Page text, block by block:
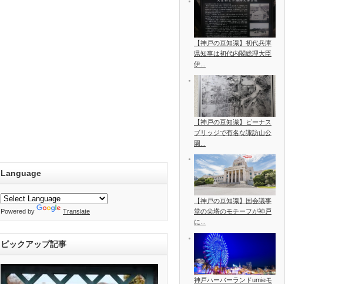
Language
Powered by Translate
ピックアップ記事
【神戸の豆知識】初代兵庫
県知事は初代内閣総理大臣
伊...
【神戸の豆知識】ビーナス
ブリッジで有名な諏訪山公
園...
【神戸の豆知識】国会議事
堂の尖塔のモチーフが神戸
に...
神戸ハーバーランドumieモ